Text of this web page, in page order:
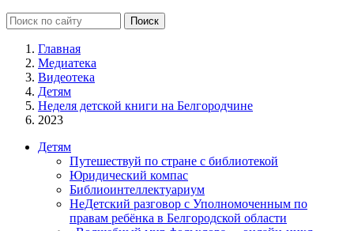
Главная
Медиатека
Видеотека
Детям
Неделя детской книги на Белгородчине
2023
Детям
Путешествуй по стране с библиотекой
Юридический компас
Библиоинтеллектуариум
НеДетский разговор с Уполномоченным по
правам ребёнка в Белгородской области